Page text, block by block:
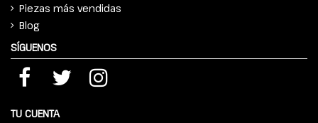
Piezas más vendidas
Blog
SÍGUENOS
TU CUENTA